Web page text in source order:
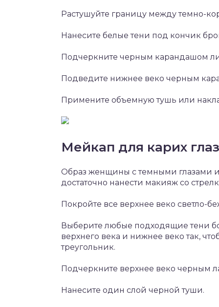
Растушуйте границу между темно-
Нанесите белые тени под кончик
Подчеркните черным карандашом
Подведите нижнее веко черным
Примените объемную тушь или
Мейкап для карих
Образ женщины с темными глазами
достаточно нанести макияж со
Покройте все верхнее веко
Выберите любые подходящие тени
верхнего века и нижнее веко так,
треугольник.
Подчеркните верхнее веко черным
Нанесите один слой черной туши.